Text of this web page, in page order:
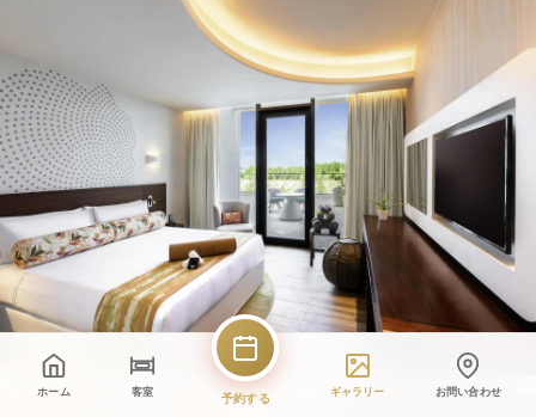
ホーム 客室 予約する ギャラリー お問い合わせ